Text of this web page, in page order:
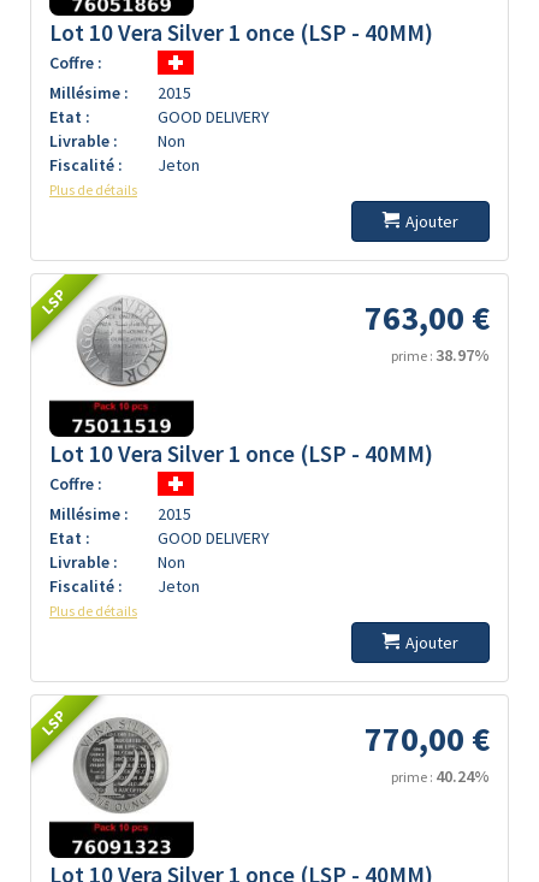
Lot 10 Vera Silver 1 once (LSP - 40MM)
Coffre :
Millésime :
2015
Etat :
GOOD DELIVERY
Livrable :
Non
Fiscalité :
Jeton
Plus de détails
Ajouter
LSP 763,00 €
prime : 38.97%
Lot 10 Vera Silver 1 once (LSP - 40MM)
Coffre :
Millésime :
2015
Etat :
GOOD DELIVERY
Livrable :
Non
Fiscalité :
Jeton
Plus de détails
Ajouter
LSP 770,00 €
prime : 40.24%
Lot 10 Vera Silver 1 once (LSP - 40MM)